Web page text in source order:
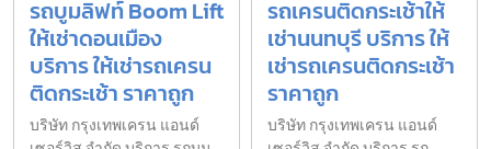
รถบูมลิฟท์ Boom Lift
ให้เช่าดอนเมือง
บริการ ให้เช่ารถเครน
ติดกระเช้า ราคาถูก
บริษัท กรุงเทพเครน แอนด์
รถเครนติดกระเช้าให้
เช่านนทบุรี บริการ ให้
เช่ารถเครนติดกระเช้า
ราคาถูก
บริษัท กรุงเทพเครน แอนด์